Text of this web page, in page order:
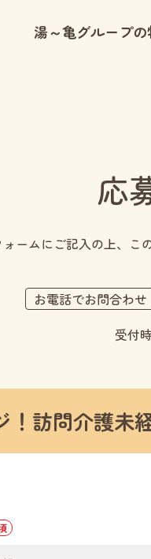
湯～亀グループ
応
ームにご記入の上、こ
お電話でお問合わせ
受付
！訪問介護